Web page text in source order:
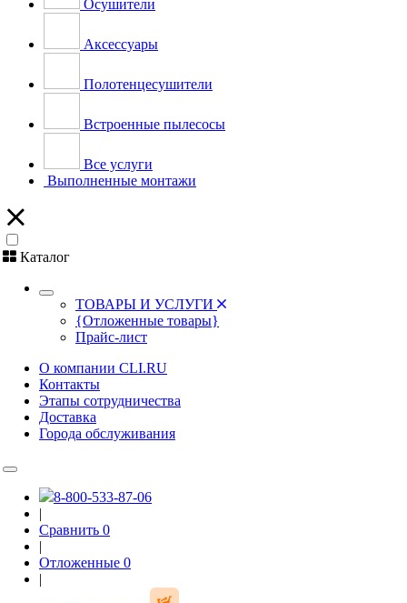
Осушители
Аксессуары
Полотенцесушители
Встроенные пылесосы
Все услуги
Выполненные монтажи
Каталог
ТОВАРЫ И УСЛУГИ
{Отложенные товары}
Прайс-лист
О компании CLI.RU
Контакты
Этапы сотрудничества
Доставка
Города обслуживания
8-800-533-87-06
|
Сравнить 0
|
Отложенные 0
|